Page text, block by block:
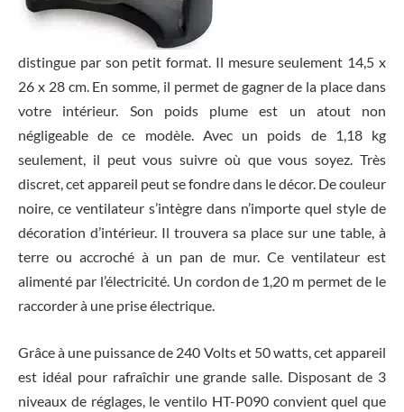
distingue par son petit format. Il mesure seulement 14,5 x
26 x 28 cm. En somme, il permet de gagner de la place dans
votre intérieur. Son poids plume est un atout non
négligeable de ce modèle. Avec un poids de 1,18 kg
seulement, il peut vous suivre où que vous soyez. Très
discret, cet appareil peut se fondre dans le décor. De couleur
noire, ce ventilateur s’intègre dans n’importe quel style de
décoration d’intérieur. Il trouvera sa place sur une table, à
terre ou accroché à un pan de mur. Ce ventilateur est
alimenté par l’électricité. Un cordon de 1,20 m permet de le
raccorder à une prise électrique.
Grâce à une puissance de 240 Volts et 50 watts, cet appareil
est idéal pour rafraîchir une grande salle. Disposant de 3
niveaux de réglages, le ventilo HT-P090 convient quel que